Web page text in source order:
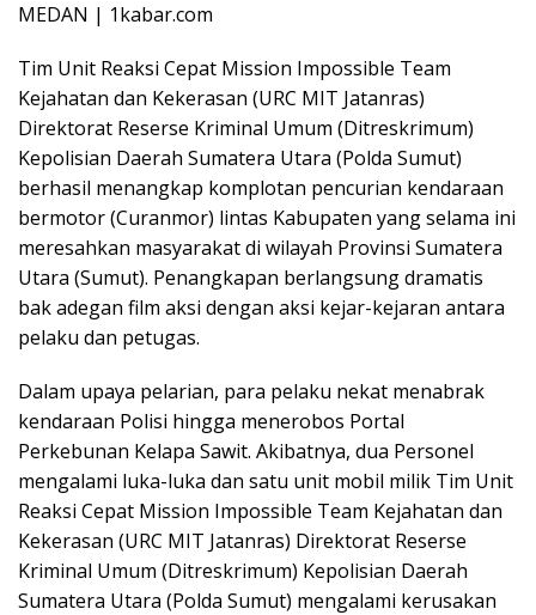
MEDAN | 1kabar.com
Tim Unit Reaksi Cepat Mission Impossible Team
Kejahatan dan Kekerasan (URC MIT Jatanras)
Direktorat Reserse Kriminal Umum (Ditreskrimum)
Kepolisian Daerah Sumatera Utara (Polda Sumut)
berhasil menangkap komplotan pencurian kendaraan
bermotor (Curanmor) lintas Kabupaten yang selama ini
meresahkan masyarakat di wilayah Provinsi Sumatera
Utara (Sumut). Penangkapan berlangsung dramatis
bak adegan film aksi dengan aksi kejar-kejaran antara
pelaku dan petugas.
Dalam upaya pelarian, para pelaku nekat menabrak
kendaraan Polisi hingga menerobos Portal
Perkebunan Kelapa Sawit. Akibatnya, dua Personel
mengalami luka-luka dan satu unit mobil milik Tim Unit
Reaksi Cepat Mission Impossible Team Kejahatan dan
Kekerasan (URC MIT Jatanras) Direktorat Reserse
Kriminal Umum (Ditreskrimum) Kepolisian Daerah
Sumatera Utara (Polda Sumut) mengalami kerusakan